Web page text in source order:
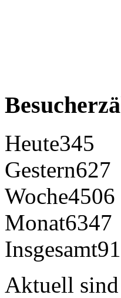
Heute345
Gestern627
Woche4506
Monat6347
Insgesamt
Aktuell